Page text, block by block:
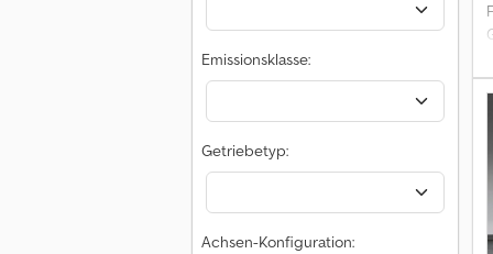
Emissionsklasse:
Getriebetyp:
Achsen-Konfiguration: